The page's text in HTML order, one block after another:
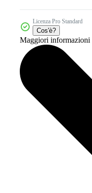
Licenza Pro Standard
Cos'è?
Maggiori informazioni